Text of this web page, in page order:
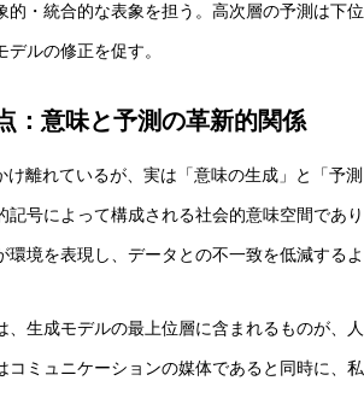
的・統合的な表象を担う。高次層の予測は下
ルの修正を促す。
：意味と予測の革新的関係
け離れているが、実は「意味の生成」と「予
記号によって構成される社会的意味空間であ
環境を表現し、データとの不一致を低減する
、生成モデルの最上位層に含まれるものが、
コミュニケーションの媒体であると同時に、